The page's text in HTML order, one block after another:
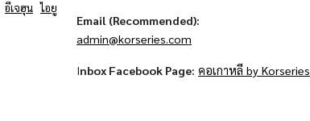
อีเจฮุน ไอยู
Email (Recommended):
admin@korseries.com
Inbox Facebook Page: คอเกาหลี by Korseries